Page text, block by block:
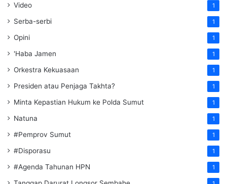
Video 1
Serba-serbi 1
Opini 1
'Haba Jamen 1
Orkestra Kekuasaan 1
Presiden atau Penjaga Takhta? 1
Minta Kepastian Hukum ke Polda Sumut 1
Natuna 1
#Pemprov Sumut 1
#Disporasu 1
#Agenda Tahunan HPN 1